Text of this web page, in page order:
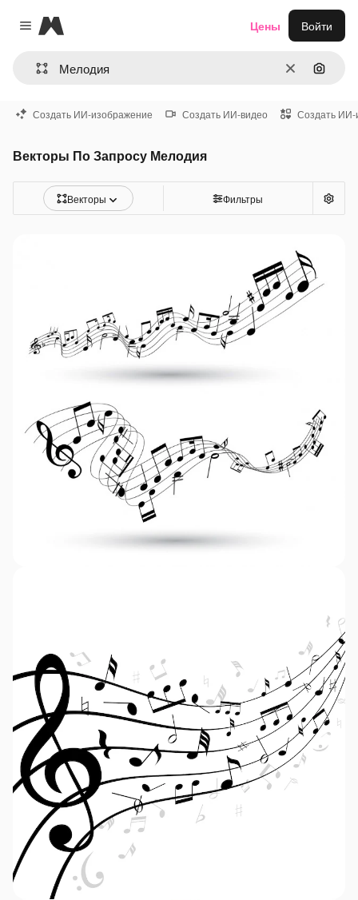
Close menu
Magnific
ОчиститьПоиск
Цены Войти
Создать ИИ-изображение Создать ИИ-видео Создать ИИ-
Векторы По Запросу Мелодия
Векторы Фильтры